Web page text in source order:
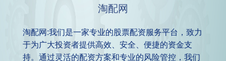
淘配网
淘配网:我们是一家专业的股票配资服务平台，致力
于为广大投资者提供高效、安全、便捷的资金支
持。通过灵活的配资方案和专业的风险管控，我们